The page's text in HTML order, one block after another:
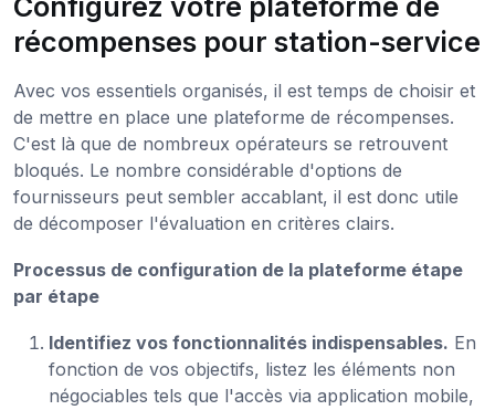
Configurez votre plateforme de
récompenses pour station-service
Avec vos essentiels organisés, il est temps de choisir et
de mettre en place une plateforme de récompenses.
C'est là que de nombreux opérateurs se retrouvent
bloqués. Le nombre considérable d'options de
fournisseurs peut sembler accablant, il est donc utile
de décomposer l'évaluation en critères clairs.
Processus de configuration de la plateforme étape
par étape
Identifiez vos fonctionnalités indispensables. En
fonction de vos objectifs, listez les éléments non
négociables tels que l'accès via application mobile,